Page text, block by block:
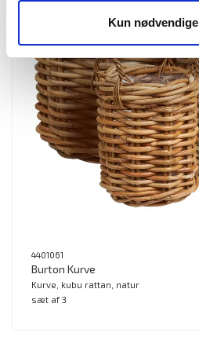
Kun
4401061
Burton Kurve
Kurve, kubu rattan, natur
sæt af 3